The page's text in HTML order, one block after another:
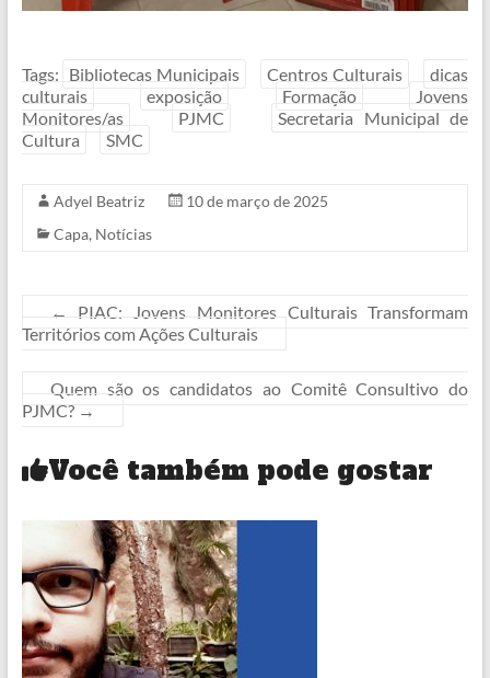
Tags: Bibliotecas Municipais Centros Culturais
dicas
culturais
exposição Formação
Jovens
Monitores/as
PJMC
Secretaria Municipal de
Cultura
SMC
Adyel Beatriz
10 de março de 2025
Capa, Notícias
←
PIAC: Jovens Monitores Culturais Transformam
Territórios com Ações Culturais
Quem são os candidatos ao Comitê Consultivo do
PJMC? →
Você também pode gostar